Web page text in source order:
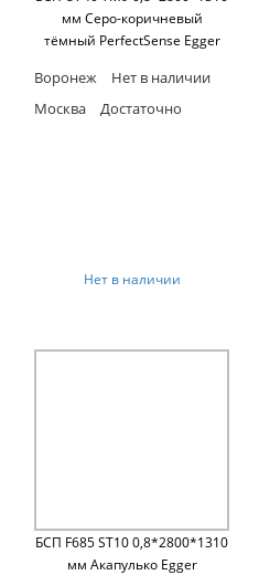
мм Cеро-коричневый
тёмный PerfectSense Egger
Воронеж
Нет в наличии
Москва
Достаточно
Нет в наличии
БСП F685 ST10 0,8*2800*1310
мм Акапулько Egger